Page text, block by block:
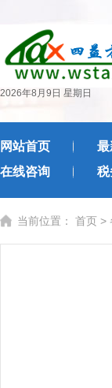
2026年8月9日 星期日
网站首页 最
在线咨询
税
当前位置： 首页 >